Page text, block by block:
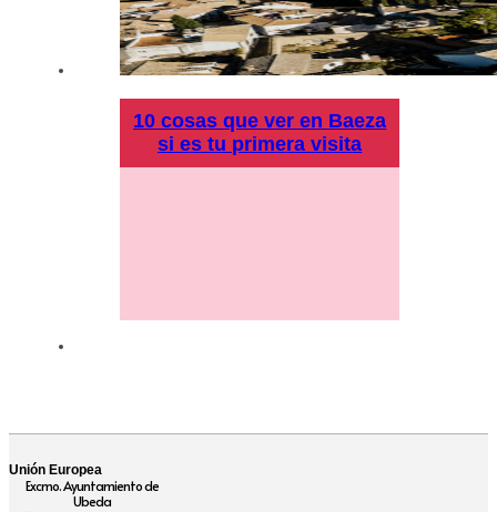
10 cosas que ver en Baeza
si es tu primera visita
Unión Europea
Excmo. Ayuntamiento de
Ubeda